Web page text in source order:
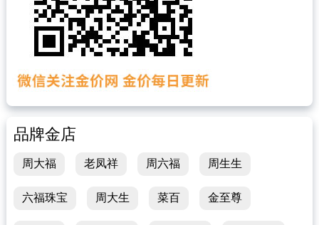
品牌金店
周大福 老凤祥 周六福 周生生
六福珠宝 周大生 菜百 金至尊